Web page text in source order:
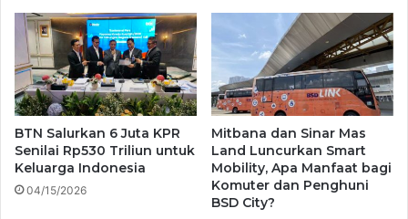
BTN Salurkan 6 Juta KPR
Senilai Rp530 Triliun untuk
Keluarga Indonesia
04/15/2026
Mitbana dan Sinar Mas
Land Luncurkan Smart
Mobility, Apa Manfaat bagi
Komuter dan Penghuni
BSD City?